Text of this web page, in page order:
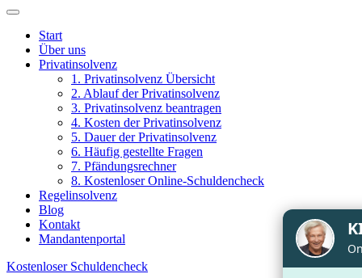
Start
Über uns
Privatinsolvenz
1. Privatinsolvenz Übersicht
2. Ablauf der Privatinsolvenz
3. Privatinsolvenz beantragen
4. Kosten der Privatinsolvenz
5. Dauer der Privatinsolvenz
6. Häufig gestellte Fragen
7. Pfändungsrechner
8. Kostenloser Online-Schuldencheck
Regelinsolvenz
Blog
Kontakt
Mandantenportal
Kostenloser Schuldencheck